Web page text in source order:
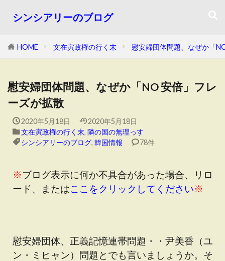
シンシアリーのブログ
HOME 文在寅政権の行く末 慰安婦団体問題、なぜか「
慰安婦団体問題、なぜか「NO 安倍」フレ
ーズが拡散
2020年5月18日
2020年5月18日
文在寅政権の行く末, 隣の国の無理っす
シンシアリーのブログ, 韓国情報 78件
※ブログ表示に何か不具合があった場合、リロ
ード、またはここをクリックしてください※
慰安婦団体、正義記憶連帯問題・・尹美香（ユ
ン・ミヒャン）問題とでも言いましょうか。そ